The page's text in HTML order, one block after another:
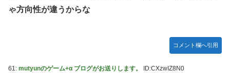
ゃ方向性が違うからな
コメント欄へ引用
61: mutyunのゲーム+α ブログがお送りします。 ID:CXzwIZ8N0